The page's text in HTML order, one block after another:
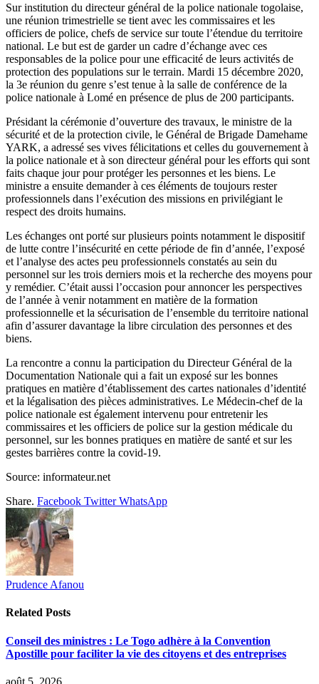
Sur institution du directeur général de la police nationale togolaise,
une réunion trimestrielle se tient avec les commissaires et les
officiers de police, chefs de service sur toute l’étendue du territoire
national. Le but est de garder un cadre d’échange avec ces
responsables de la police pour une efficacité de leurs activités de
protection des populations sur le terrain. Mardi 15 décembre 2020,
la 3e réunion du genre s’est tenue à la salle de conférence de la
police nationale à Lomé en présence de plus de 200 participants.
Présidant la cérémonie d’ouverture des travaux, le ministre de la
sécurité et de la protection civile, le Général de Brigade Damehame
YARK, a adressé ses vives félicitations et celles du gouvernement à
la police nationale et à son directeur général pour les efforts qui sont
faits chaque jour pour protéger les personnes et les biens. Le
ministre a ensuite demander à ces éléments de toujours rester
professionnels dans l’exécution des missions en privilégiant le
respect des droits humains.
Les échanges ont porté sur plusieurs points notamment le dispositif
de lutte contre l’insécurité en cette période de fin d’année, l’exposé
et l’analyse des actes peu professionnels constatés au sein du
personnel sur les trois derniers mois et la recherche des moyens pour
y remédier. C’était aussi l’occasion pour annoncer les perspectives
de l’année à venir notamment en matière de la formation
professionnelle et la sécurisation de l’ensemble du territoire national
afin d’assurer davantage la libre circulation des personnes et des
biens.
La rencontre a connu la participation du Directeur Général de la
Documentation Nationale qui a fait un exposé sur les bonnes
pratiques en matière d’établissement des cartes nationales d’identité
et la légalisation des pièces administratives. Le Médecin-chef de la
police nationale est également intervenu pour entretenir les
commissaires et les officiers de police sur la gestion médicale du
personnel, sur les bonnes pratiques en matière de santé et sur les
gestes barrières contre la covid-19.
Source: informateur.net
Share. Facebook Twitter WhatsApp
Prudence Afanou
Related Posts
Conseil des ministres : Le Togo adhère à la Convention
Apostille pour faciliter la vie des citoyens et des entreprises
août 5, 2026